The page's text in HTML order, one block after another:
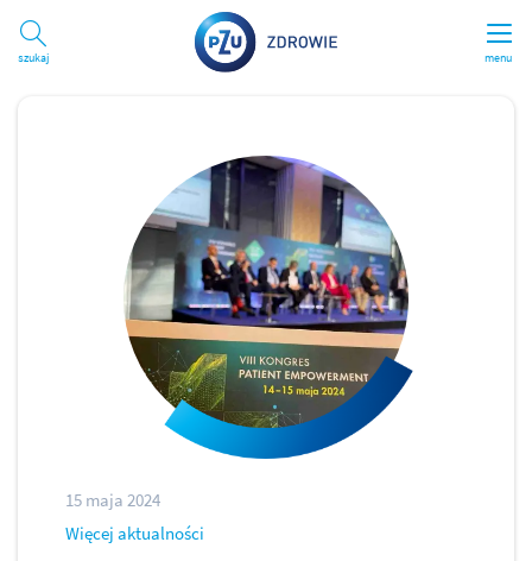
menu
Szukaj
15 maja 2024
Więcej aktualności